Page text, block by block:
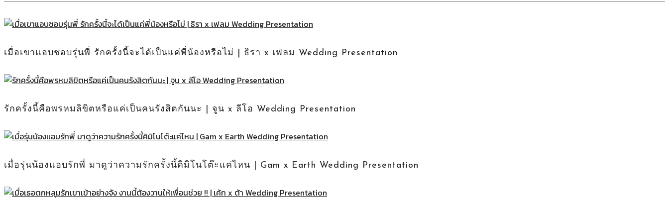
เมื่อเขาแอบชอบรุ่นพี่ รักครั้งนี้จะได้เป็นแค่พี่น้องหรือไม่ | ธิรา x เฟลม Wedding Presentation
รักครั้งนี้คือพรหมลิขิตหรือแค่เป็นคนรังสิตกันนะ | จูน x ลีโอ Wedding Presentation
เมื่อรุ่นน้องแอบรักพี่ มาดูว่าความรักครั้งนี้คิมิโนโต๊ะแค่ไหน | Gam x Earth Wedding Presentation